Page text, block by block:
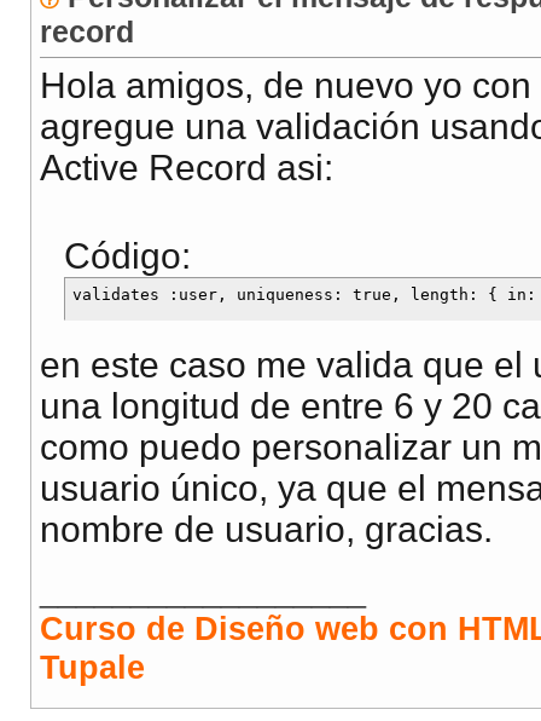
record
Hola amigos, de nuevo yo
agregue una validación
Active Record asi:
Código:
en este caso me valida que
una longitud de entre 6 y 20
como puedo personalizar un
usuario único, ya que el
nombre de usuario, gracias.
Curso de Diseño web con
Tupale